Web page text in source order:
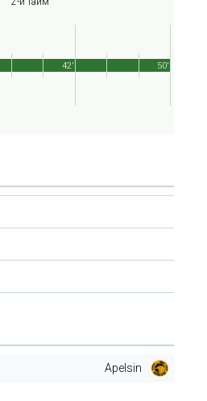
50'
42'
Apelsin